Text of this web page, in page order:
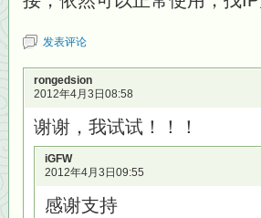
发表评论
rongedsion
2012年4月3日08:58
谢谢，我试试！！！
iGFW
2012年4月3日09:55
感谢支持